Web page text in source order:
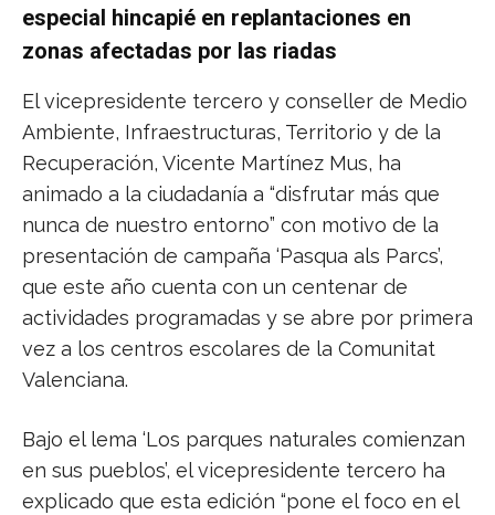
especial hincapié en replantaciones en
zonas afectadas por las riadas
El vicepresidente tercero y conseller de Medio
Ambiente, Infraestructuras, Territorio y de la
Recuperación, Vicente Martínez Mus, ha
animado a la ciudadanía a “disfrutar más que
nunca de nuestro entorno” con motivo de la
presentación de campaña ‘Pasqua als Parcs’,
que este año cuenta con un centenar de
actividades programadas y se abre por primera
vez a los centros escolares de la Comunitat
Valenciana.
Bajo el lema ‘Los parques naturales comienzan
en sus pueblos’, el vicepresidente tercero ha
explicado que esta edición “pone el foco en el